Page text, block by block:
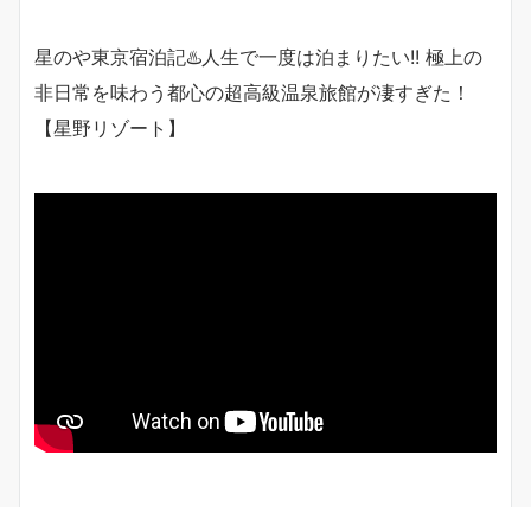
星のや東京宿泊記♨️人生で一度は泊まりたい!! 極上の
非日常を味わう都心の超高級温泉旅館が凄すぎた！
【星野リゾート】